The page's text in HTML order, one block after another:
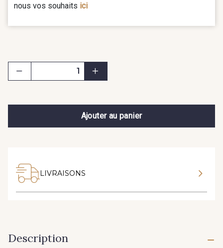
nous vos souhaits ici
Ajouter au panier
LIVRAISONS
Description